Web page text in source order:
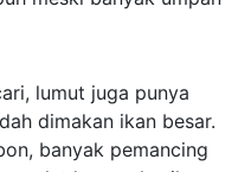
lumut juga punya
dimakan ikan besar.
banyak pemancing